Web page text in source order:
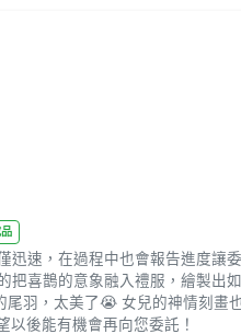
速，在過程中也會報告進度讓
把喜鵲的意象融入禮服，繪製出
尾羽，太美了😭 女兒的神情刻畫
後能有機會再向您委託！